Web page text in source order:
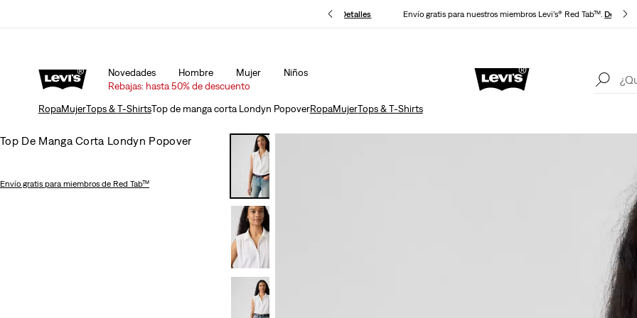
Unidays: Los estudiantes obtienen un 20% de descuento Detalles Envío gratis para nuestros miembros Levi’s® Red Tab™.Detalles
Novedades Hombre Mujer
Niños
Rebajas: hasta 50% de descuento
Política Actualizada de envíos y devoluciones
RopaMujerTops & T-ShirtsTop de manga corta Londyn PopoverRopaMujerTops & T-Shirts
Top De Manga Corta Londyn Popover
Envío gratis para miembros de Red Tab™